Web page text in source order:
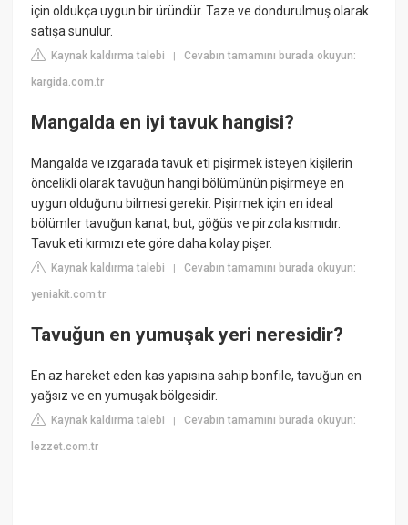
için oldukça uygun bir üründür. Taze ve dondurulmuş olarak
satışa sunulur.
Kaynak kaldırma talebi |Cevabın tamamını burada okuyun:
kargida.com.tr
Mangalda en iyi tavuk hangisi?
Mangalda ve ızgarada tavuk eti pişirmek isteyen kişilerin
öncelikli olarak tavuğun hangi bölümünün pişirmeye en
uygun olduğunu bilmesi gerekir. Pişirmek için en ideal
bölümler tavuğun kanat, but, göğüs ve pirzola kısmıdır.
Tavuk eti kırmızı ete göre daha kolay pişer.
Kaynak kaldırma talebi |Cevabın tamamını burada okuyun:
yeniakit.com.tr
Tavuğun en yumuşak yeri neresidir?
En az hareket eden kas yapısına sahip bonfile, tavuğun en
yağsız ve en yumuşak bölgesidir.
Kaynak kaldırma talebi |Cevabın tamamını burada okuyun:
lezzet.com.tr